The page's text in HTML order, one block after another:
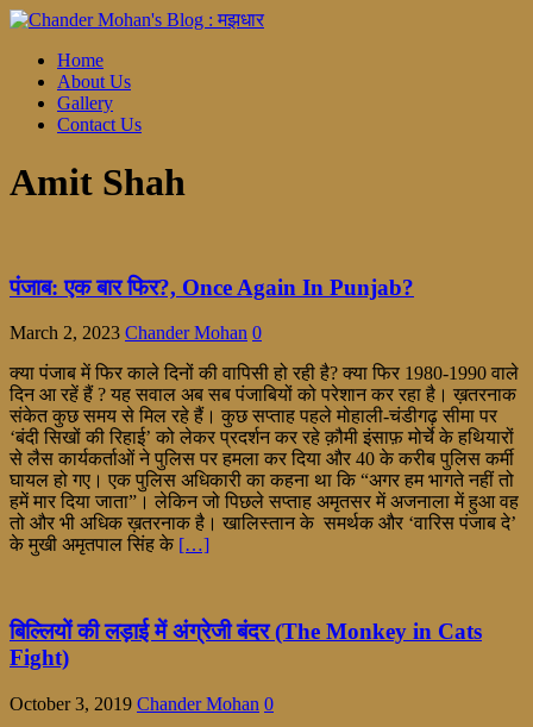
Home
About Us
Gallery
Contact Us
Amit Shah
पंजाब: एक बार फिर?, Once Again In Punjab?
March 2, 2023 Chander Mohan 0
क्या पंजाब में फिर काले दिनों की वापिसी हो रही है? क्या फिर 1980-1990 वाले
दिन आ रहें हैं ? यह सवाल अब सब पंजाबियों को परेशान कर रहा है। ख़तरनाक
संकेत कुछ समय से मिल रहे हैं। कुछ सप्ताह पहले मोहाली-चंडीगढ़ सीमा पर
‘बंदी सिखों की रिहाई’ को लेकर प्रदर्शन कर रहे क़ौमी इंसाफ़ मोर्चे के हथियारों
से लैस कार्यकर्ताओं ने पुलिस पर हमला कर दिया और 40 के करीब पुलिस कर्मी
घायल हो गए। एक पुलिस अधिकारी का कहना था कि “अगर हम भागते नहीं तो
हमें मार दिया जाता”। लेकिन जो पिछले सप्ताह अमृतसर में अजनाला में हुआ वह
तो और भी अधिक ख़तरनाक है। खालिस्तान के समर्थक और ‘वारिस पंजाब दे’
के मुखी अमृतपाल सिंह के […]
बिल्लियों की लड़ाई में अंग्रेजी बंदर (The Monkey in Cats
Fight)
October 3, 2019 Chander Mohan 0